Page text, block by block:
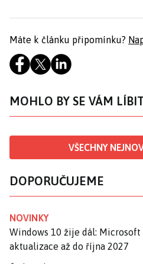
Máte k článku připomínku?
MOHLO BY SE VÁM
VŠECHNY
DOPORUČUJEME
NOVINKY
Windows 10 žije dál:
aktualizace až do října 2027